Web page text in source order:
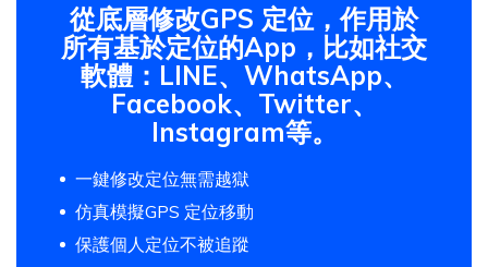
從底層修改GPS 定位，作用於
所有基於定位的App，比如社交
軟體：LINE、WhatsApp、
Facebook、Twitter、
Instagram等。
一鍵修改定位無需越獄
仿真模擬GPS 定位移動
保護個人定位不被追蹤